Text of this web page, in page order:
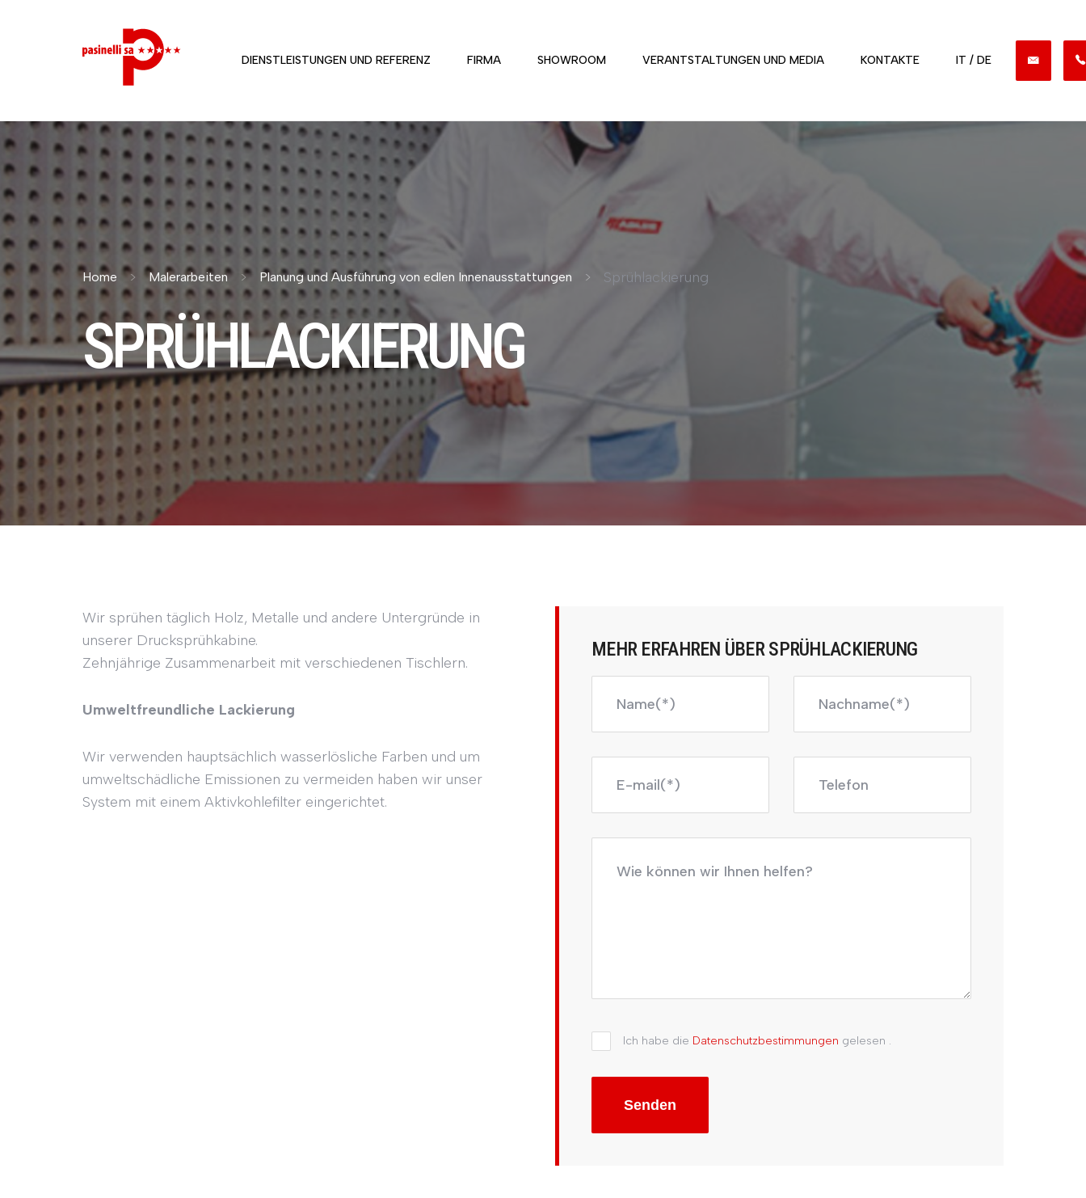
DIENSTLEISTUNGEN UND REFERENZ FIRMA SHOWROOM VERANTSTALTUNGEN UND MEDIA KONTAKTE IT / DE
Home Malerarbeiten Planung und Ausführung von edlen Innenausstattungen Sprühlackierung
SPRÜHLACKIERUNG
Wir sprühen täglich Holz, Metalle und andere Untergründe in
unserer Drucksprühkabine.
Zehnjährige Zusammenarbeit mit verschiedenen Tischlern.
Umweltfreundliche Lackierung
Wir verwenden hauptsächlich wasserlösliche Farben und um
umweltschädliche Emissionen zu vermeiden haben wir unser
System mit einem Aktivkohlefilter eingerichtet.
MEHR ERFAHREN ÜBER SPRÜHLACKIERUNG
Ich habe die Datenschutzbestimmungen gelesen .
Senden